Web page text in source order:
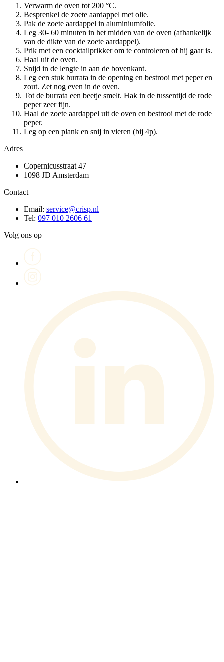
Verwarm de oven tot 200 °C.
Besprenkel de zoete aardappel met olie.
Pak de zoete aardappel in aluminiumfolie.
Leg 30- 60 minuten in het midden van de oven (afhankelijk
van de dikte van de zoete aardappel).
Prik met een cocktailprikker om te controleren of hij gaar is.
Haal uit de oven.
Snijd in de lengte in aan de bovenkant.
Leg een stuk burrata in de opening en bestrooi met peper en
zout. Zet nog even in de oven.
Tot de burrata een beetje smelt. Hak in de tussentijd de rode
peper zeer fijn.
Haal de zoete aardappel uit de oven en bestrooi met de rode
peper.
Leg op een plank en snij in vieren (bij 4p).
Adres
Copernicusstraat 47
1098 JD Amsterdam
Contact
Email: service@crisp.nl
Tel: 097 010 2606 61
Volg ons op